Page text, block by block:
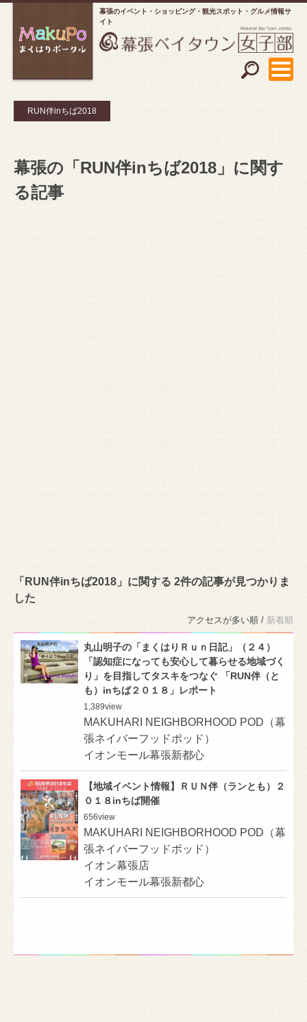
幕張のイベント・ショッピング
観光スポット・グルメ情報サ
イト
RUN伴inちば2018
幕張の「RUN伴inちば2018」に関す
る記事
「RUN伴inちば2018」に関する 2件の記事が見つかりま
した
アクセスが多い順 / 新着順
丸山明子の「まくはりＲｕｎ日記」（２４）
「認知症になっても安心して暮らせる地域づく
り」を目指してタスキをつなぐ 「RUN伴（と
も）inちば２０１８」レポート
1,389view
MAKUHARI NEIGHBORHOOD POD（幕
張ネイバーフッドポッド）
イオンモール幕張新都心
【地域イベント情報】ＲＵＮ伴（ランとも）２
０１８inちば開催
656view
MAKUHARI NEIGHBORHOOD POD（幕
張ネイバーフッドポッド）
イオン幕張店
イオンモール幕張新都心